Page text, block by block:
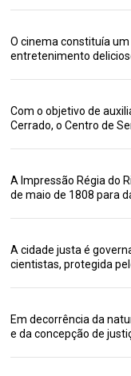
O cinema constituía
entretenimento
Com o objetivo de
Cerrado, o Centro de
A Impressão Régia do
de maio de 1808 para
A cidade justa é
cientistas, protegida
Em decorrência da
e da concepção de